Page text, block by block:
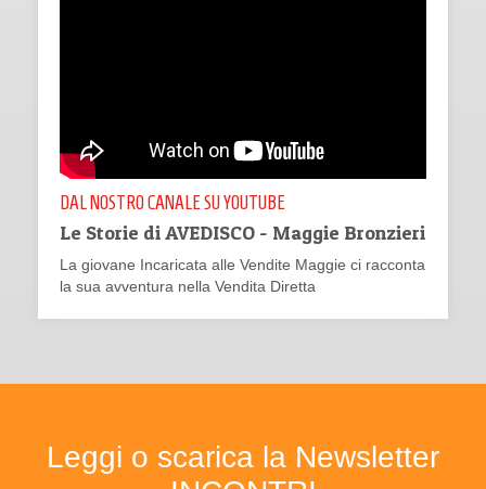
DAL NOSTRO CANALE SU YOUTUBE
Le Storie di AVEDISCO - Maggie Bronzieri
La giovane Incaricata alle Vendite Maggie ci racconta
la sua avventura nella Vendita Diretta
Leggi o scarica la Newsletter